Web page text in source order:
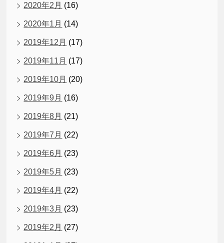
2020年2月 (16)
2020年1月 (14)
2019年12月 (17)
2019年11月 (17)
2019年10月 (20)
2019年9月 (16)
2019年8月 (21)
2019年7月 (22)
2019年6月 (23)
2019年5月 (23)
2019年4月 (22)
2019年3月 (23)
2019年2月 (27)